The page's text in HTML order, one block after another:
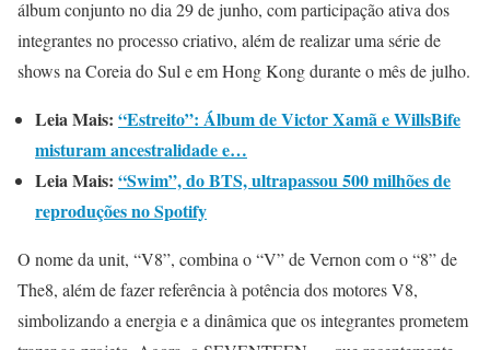
álbum conjunto no dia 29 de junho, com participação ativa dos
integrantes no processo criativo, além de realizar uma série de
shows na Coreia do Sul e em Hong Kong durante o mês de julho.
Leia Mais: “Estreito”: Álbum de Victor Xamã e WillsBife
misturam ancestralidade e…
Leia Mais: “Swim”, do BTS, ultrapassou 500 milhões de
reproduções no Spotify
O nome da unit, “V8”, combina o “V” de Vernon com o “8” de
The8, além de fazer referência à potência dos motores V8,
simbolizando a energia e a dinâmica que os integrantes prometem